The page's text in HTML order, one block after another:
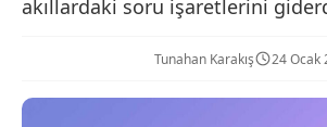
akıllardaki soru işaretlerini
Tunahan Karakış 24 Ocak